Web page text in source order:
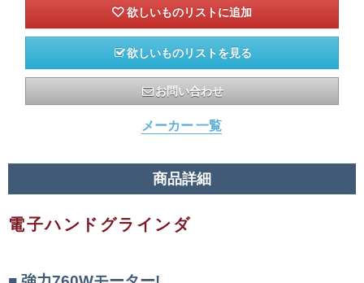
欲しいものリストを見る
お問い合わせ
メーカー 一覧
商品詳細
電子ハンドグラインダ